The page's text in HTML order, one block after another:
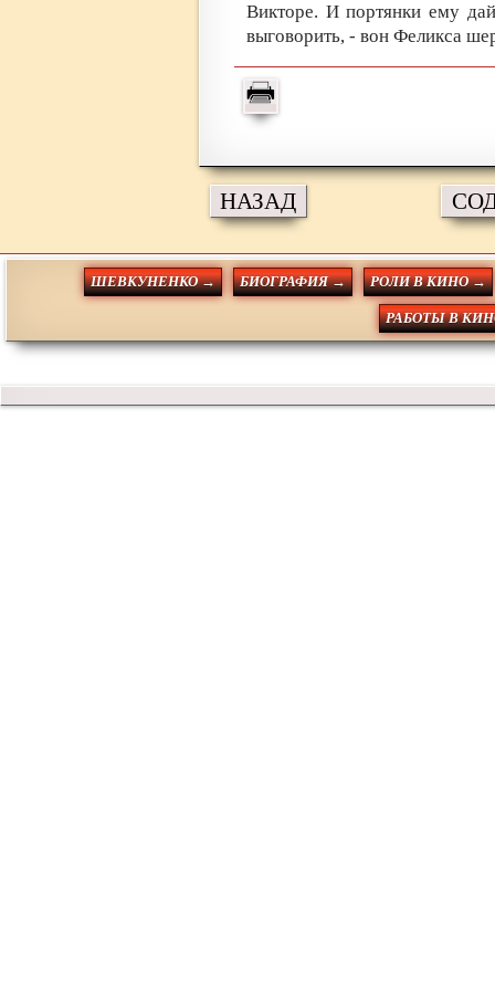
Викторе. И портянки ему
выговорить, - вон Феликса
НАЗАД
ШЕВКУНЕНКО → БИОГРАФИЯ → РОЛИ В КИНО →
РАБОТЫ В